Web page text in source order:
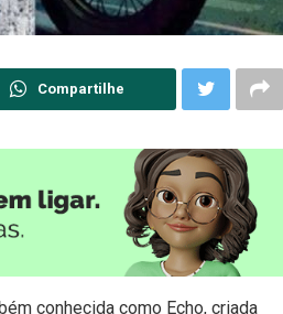
Compartilhe
conhecida como Echo, criada